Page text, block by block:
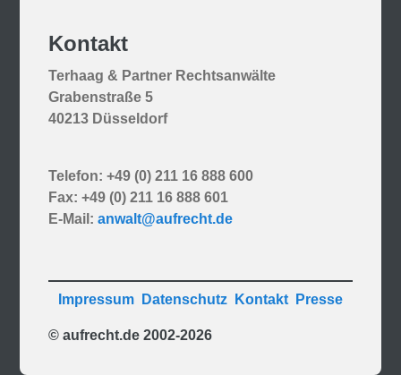
Kontakt
Terhaag & Partner Rechtsanwälte
Grabenstraße 5
40213 Düsseldorf
Telefon: +49 (0) 211 16 888 600
Fax: +49 (0) 211 16 888 601
E-Mail:anwalt@aufrecht.de
© aufrecht.de 2002-2026
Impressum Datenschutz Kontakt Presse